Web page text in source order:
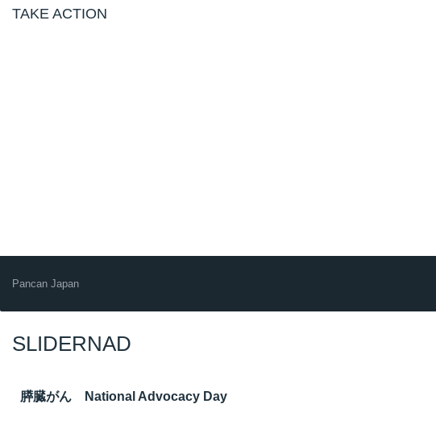
TAKE ACTION
Pancan Japan
SLIDERNAD
膵臓がん National Advocacy Day